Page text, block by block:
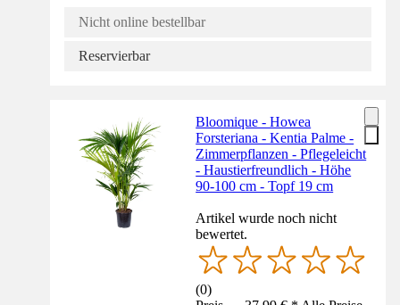
Nicht online bestellbar
Reservierbar
Bloomique - Howea
Forsteriana - Kentia Palme -
Zimmerpflanzen - Pflegeleicht
- Haustierfreundlich - Höhe
90-100 cm - Topf 19 cm
Artikel wurde noch nicht
bewertet.
(0)